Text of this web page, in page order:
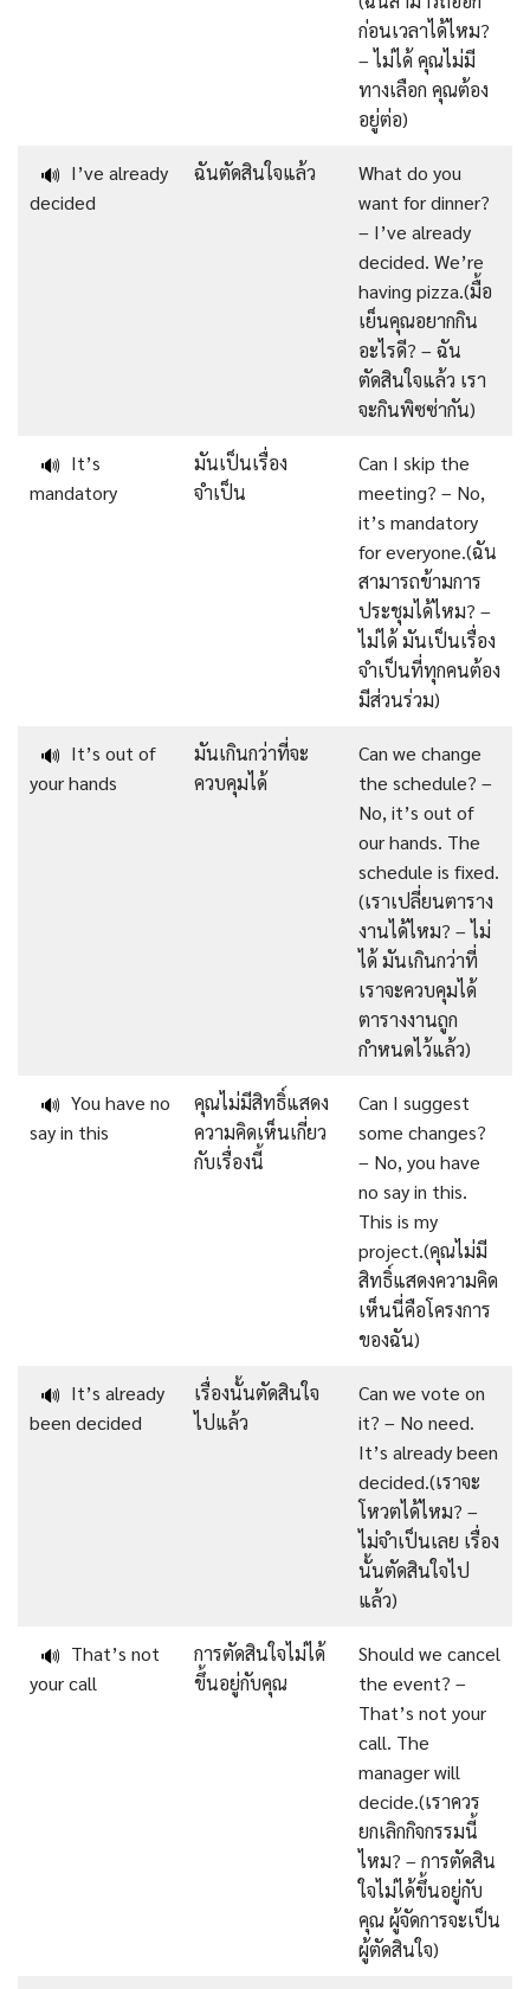
ก่อนเวลาได้ไหม?
– ไม่ได้ คุณไม่มี
ทางเลือก คุณต้อง
อยู่ต่อ)
🔊 I’ve already
decided
ฉันตัดสินใจแล้ว
What do you
want for dinner?
– I’ve already
decided. We’re
having pizza.(มื้อ
เย็นคุณอยากกิน
อะไรดี? – ฉัน
ตัดสินใจแล้ว เรา
จะกินพิซซ่ากัน)
🔊 It’s
mandatory
มันเป็นเรื่อง
จำเป็น
Can I skip the
meeting? – No,
it’s mandatory
for everyone.(ฉัน
สามารถข้ามการ
ประชุมได้ไหม? –
ไม่ได้ มันเป็นเรื่อง
จำเป็นที่ทุกคนต้อง
มีส่วนร่วม)
🔊 It’s out of
your hands
มันเกินกว่าที่จะ
ควบคุมได้
Can we change
the schedule? –
No, it’s out of
our hands. The
schedule is fixed.
(เราเปลี่ยนตาราง
งานได้ไหม? – ไม่
ได้ มันเกินกว่าที่
เราจะควบคุมได้
ตารางงานถูก
กำหนดไว้แล้ว)
🔊 You have no
say in this
คุณไม่มีสิทธิ์แสดง
ความคิดเห็นเกี่ยว
กับเรื่องนี้
Can I suggest
some changes?
– No, you have
no say in this.
This is my
project.(คุณไม่มี
สิทธิ์แสดงความคิด
เห็นนี่คือโครงการ
ของฉัน)
🔊 It’s already
been decided
เรื่องนั้นตัดสินใจ
ไปแล้ว
Can we vote on
it? – No need.
It’s already been
decided.(เราจะ
โหวตได้ไหม? –
ไม่จำเป็นเลย เรื่อง
นั้นตัดสินใจไป
แล้ว)
🔊 That’s not
your call
การตัดสินใจไม่ได้
ขึ้นอยู่กับคุณ
Should we cancel
the event? –
That’s not your
call. The
manager will
decide.(เราควร
ยกเลิกกิจกรรมนี้
ไหม? – การตัดสิน
ใจไม่ได้ขึ้นอยู่กับ
คุณ ผู้จัดการจะเป็น
ผู้ตัดสินใจ)